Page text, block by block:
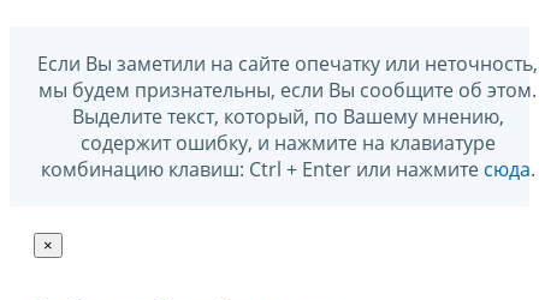
Если Вы заметили на сайте опечатку или неточность,
мы будем признательны, если Вы сообщите об этом.
Выделите текст, который, по Вашему мнению,
содержит ошибку, и нажмите на клавиатуре
комбинацию клавиш: Ctrl + Enter или нажмите сюда.
×